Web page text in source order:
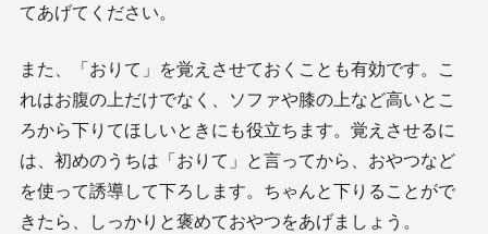
てあげてください。
また、「おりて」を覚えさせておくことも有効です。こ
れはお腹の上だけでなく、ソファや膝の上など高いとこ
ろから下りてほしいときにも役立ちます。覚えさせるに
は、初めのうちは「おりて」と言ってから、おやつなど
を使って誘導して下ろします。ちゃんと下りることがで
きたら、しっかりと褒めておやつをあげましょう。